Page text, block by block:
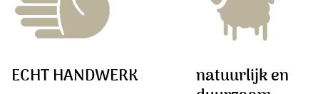
ECHT HANDWERK natuurlijk en